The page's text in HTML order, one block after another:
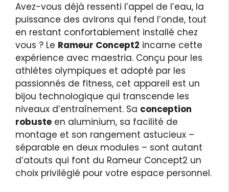
Avez-vous déjà ressenti l’appel de l’eau, la
puissance des avirons qui fend l’onde, tout
en restant confortablement installé chez
vous ? Le Rameur Concept2 incarne cette
expérience avec maestria. Conçu pour les
athlètes olympiques et adopté par les
passionnés de fitness, cet appareil est un
bijou technologique qui transcende les
niveaux d’entraînement. Sa conception
robuste en aluminium, sa facilité de
montage et son rangement astucieux –
séparable en deux modules – sont autant
d’atouts qui font du Rameur Concept2 un
choix privilégié pour votre espace personnel.